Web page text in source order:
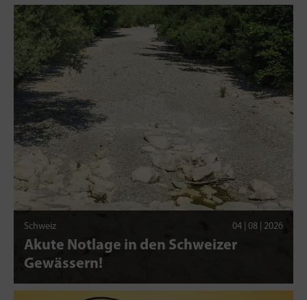
Schweiz 04 | 08 | 2026
Akute Notlage in den Schweizer
Gewässern!